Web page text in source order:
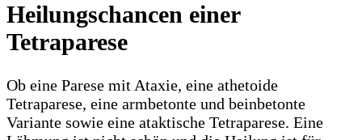
Heilungschancen einer
Tetraparese
Ob eine Parese mit Ataxie, eine athetoide
Tetraparese, eine armbetonte und beinbetonte
Variante sowie eine ataktische Tetraparese. Eine